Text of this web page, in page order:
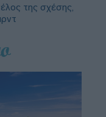
της σχέσης,